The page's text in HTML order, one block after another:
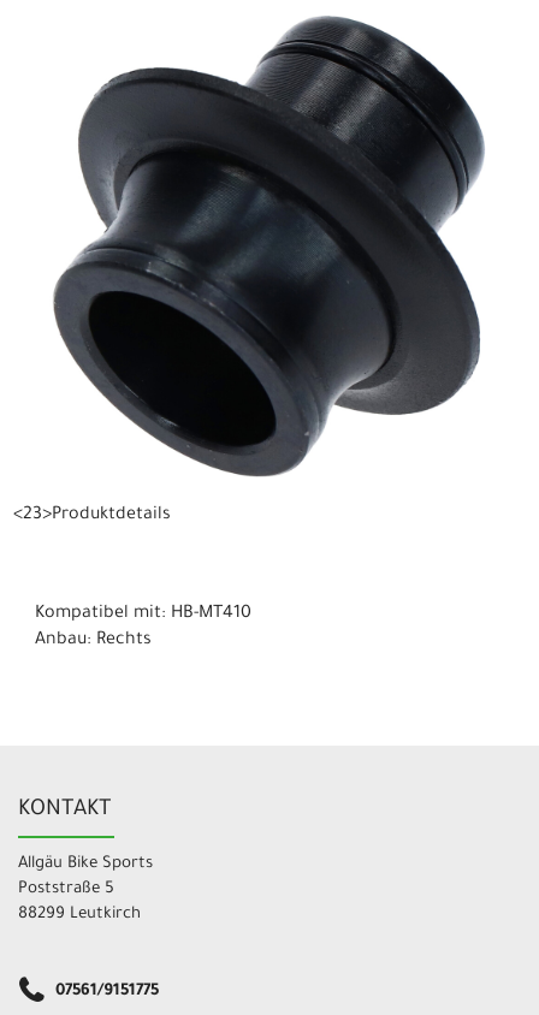
<23>Produktdetails
Kompatibel mit: HB-MT410
Anbau: Rechts
KONTAKT
Allgäu Bike Sports
Poststraße 5
88299 Leutkirch
07561/9151775